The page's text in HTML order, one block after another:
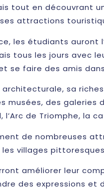
tout en découvrant
attractions
les étudiants auront
tous les jours avec
se faire des amis
sa
des galeries
de Triomphe, la
de nombreuses
villages
améliorer leur
des expressions et